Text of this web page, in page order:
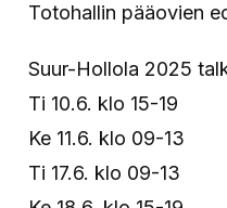
Totohallin pääovien
Suur-Hollola 2025
Ti 10.6. klo 15-19
Ke 11.6. klo 09-13
Ti 17.6. klo 09-13